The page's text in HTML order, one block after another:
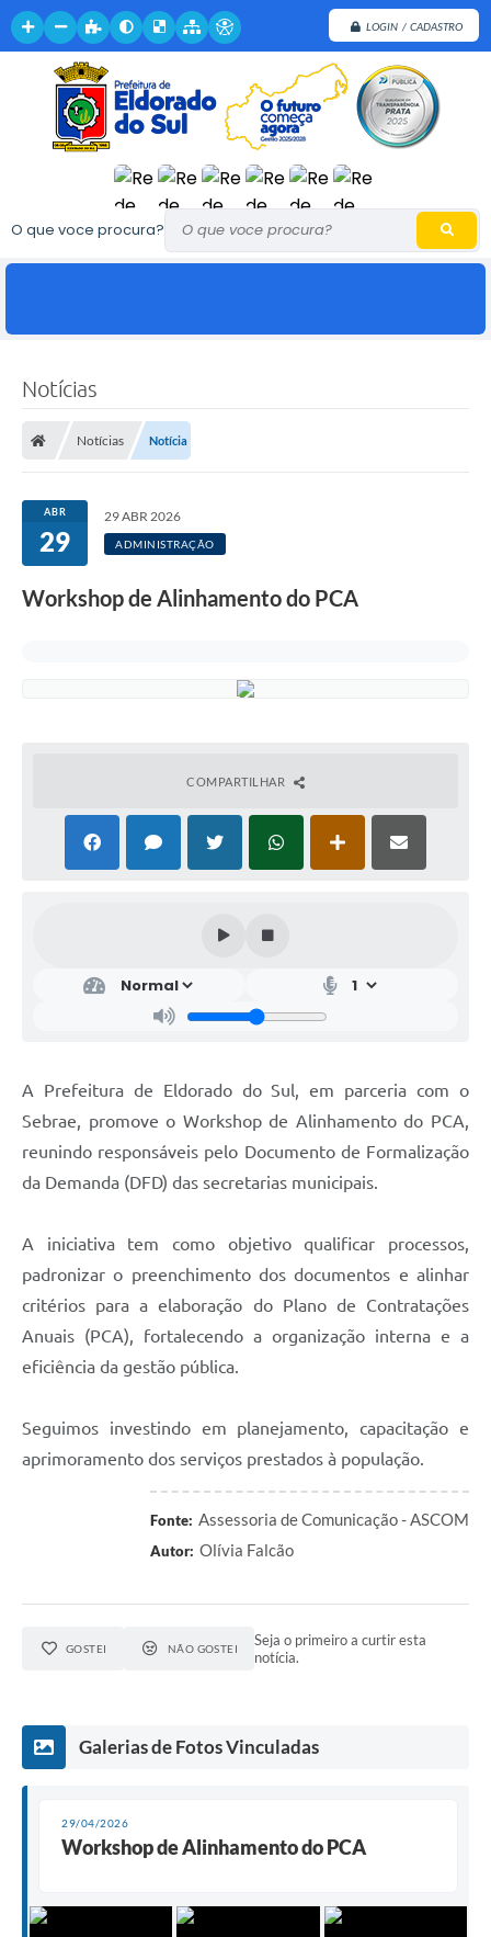
LOGIN / CADASTRO
O que voce procura?
Notícias
Notícias Notícia
ABR
29
29 ABR 2026
ADMINISTRAÇÃO
Workshop de Alinhamento do PCA
COMPARTILHAR
A Prefeitura de Eldorado do Sul, em parceria com o
Sebrae, promove o Workshop de Alinhamento do PCA,
reunindo responsáveis pelo Documento de Formalização
da Demanda (DFD) das secretarias municipais.
A iniciativa tem como objetivo qualificar processos,
padronizar o preenchimento dos documentos e alinhar
critérios para a elaboração do Plano de Contratações
Anuais (PCA), fortalecendo a organização interna e a
eficiência da gestão pública.
Seguimos investindo em planejamento, capacitação e
aprimoramento dos serviços prestados à população.
Fonte: Assessoria de Comunicação - ASCOM
Autor: Olívia Falcão
GOSTEI NÃO GOSTEI
Seja o primeiro a curtir esta
notícia.
Galerias de Fotos Vinculadas
29/04/2026
Workshop de Alinhamento do PCA